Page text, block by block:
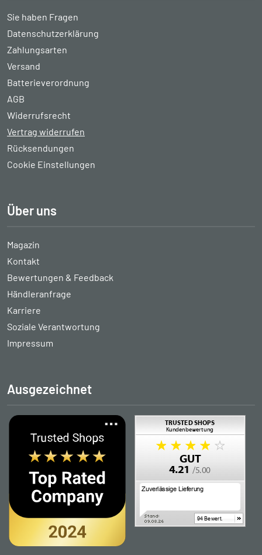
Sie haben Fragen
Datenschutzerklärung
Zahlungsarten
Versand
Batterieverordnung
AGB
Widerrufsrecht
Vertrag widerrufen
Rücksendungen
Cookie Einstellungen
Über uns
Magazin
Kontakt
Bewertungen & Feedback
Händleranfrage
Karriere
Soziale Verantwortung
Impressum
Ausgezeichnet